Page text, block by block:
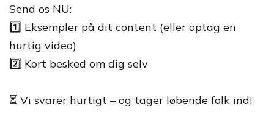
Send os NU:
1️⃣ Eksempler på dit content (eller optag en
hurtig video)
2️⃣ Kort besked om dig selv
⏳ Vi svarer hurtigt – og tager løbende folk ind!